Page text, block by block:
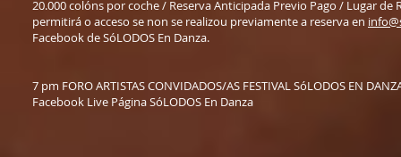
20.000 colóns por coche / Reserva Anticipada Previo Pago / Lugar
permitirá o acceso se non se realizou previamente a reserva en
Facebook de SóLODOS En Danza.
7 pm FORO ARTISTAS CONVIDADOS/AS FESTIVAL SóLODOS EN
Facebook Live Página SóLODOS En Danza